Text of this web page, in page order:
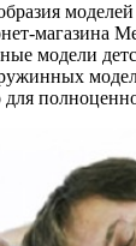
магазина
модели
для